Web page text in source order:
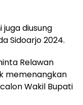
juga diusung
Sidoarjo 2024.
Relawan
memenangkan
Wakil Bupati